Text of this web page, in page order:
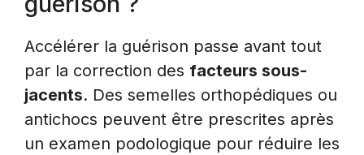
Accélérer la guérison passe avant tout
par la correction des facteurs sous-
jacents. Des semelles orthopédiques ou
antichocs peuvent être prescrites après
un examen podologique pour réduire les